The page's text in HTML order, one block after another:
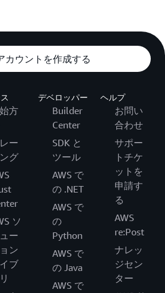
カウントを作成する
方
ー
グ
ソ
ー
ン
ブ
デベロッパー
Builder
Center
SDK と
ツール
AWS で
の .NET
AWS で
の
Python
AWS で
の Java
AWS で
ヘルプ
お問い
合わせ
サポー
トチケ
ットを
申請す
る
AWS
re:Post
ナレッ
ジセン
ター